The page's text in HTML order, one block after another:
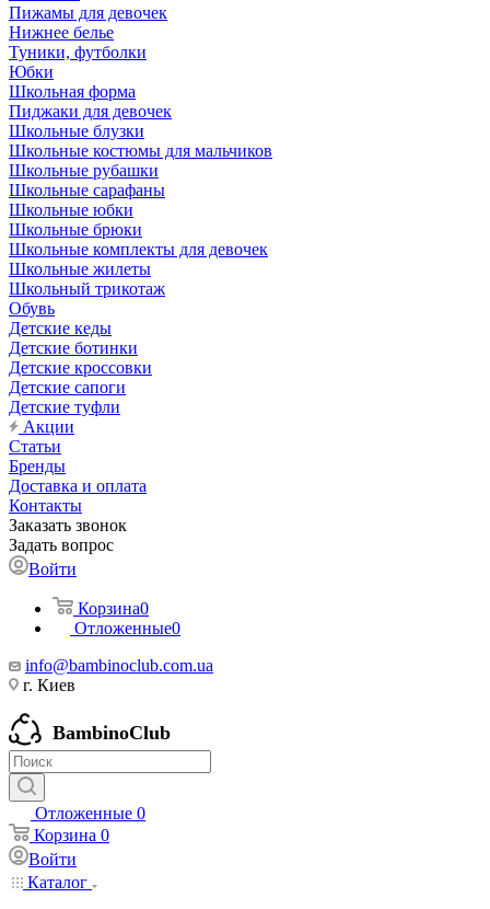
Пижамы для девочек
Нижнее белье
Туники, футболки
Юбки
Школьная форма
Пиджаки для девочек
Школьные блузки
Школьные костюмы для мальчиков
Школьные рубашки
Школьные сарафаны
Школьные юбки
Школьные брюки
Школьные комплекты для девочек
Школьные жилеты
Школьный трикотаж
Обувь
Детские кеды
Детские ботинки
Детские кроссовки
Детские сапоги
Детские туфли
Акции
Статьи
Бренды
Доставка и оплата
Контакты
Заказать звонок
Задать вопрос
Войти
Корзина0
Отложенные0
info@bambinoclub.com.ua
г. Киев
BambinoClub
Отложенные 0
Корзина 0
Войти
Каталог